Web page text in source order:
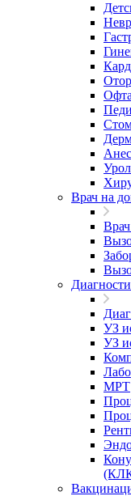
Врач на
УЗ
УЗ
МРТ